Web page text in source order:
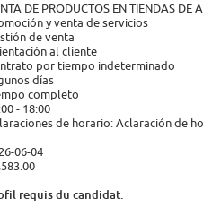
DE PRODUCTOS EN TIENDAS DE
y venta de servicios
de venta
al cliente
por tiempo indeterminado
días
completo
- 18:00
de horario: Aclaración de
06-04
requis du candidat: